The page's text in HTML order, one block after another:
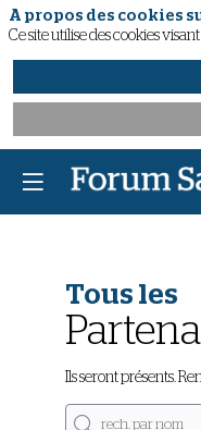
Tous les
Ils seront présents.
A propos des cookies
Ce site utilise des cookies